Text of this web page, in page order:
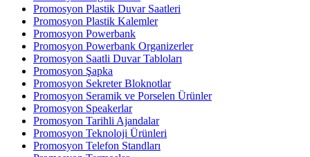
Promosyon Plastik Duvar Saatleri
Promosyon Plastik Kalemler
Promosyon Powerbank
Promosyon Powerbank Organizerler
Promosyon Saatli Duvar Tabloları
Promosyon Şapka
Promosyon Sekreter Bloknotlar
Promosyon Seramik ve Porselen Ürünler
Promosyon Speakerlar
Promosyon Tarihli Ajandalar
Promosyon Teknoloji Ürünleri
Promosyon Telefon Standları